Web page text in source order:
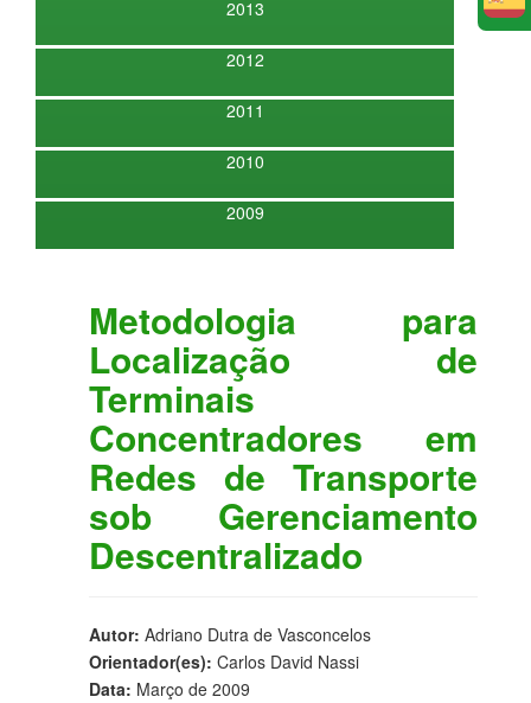
2013
2012
2011
2010
2009
Metodologia para
Localização de
Terminais
Concentradores em
Redes de Transporte
sob Gerenciamento
Descentralizado
Autor: Adriano Dutra de Vasconcelos
Orientador(es): Carlos David Nassi
Data: Março de 2009